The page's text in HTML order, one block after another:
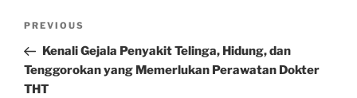
Previous
Post
PREVIOUS
Kenali Gejala Penyakit Telinga, Hidung, dan
Tenggorokan yang Memerlukan Perawatan Dokter
THT